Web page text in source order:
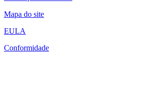
Mapa do site
EULA
Conformidade